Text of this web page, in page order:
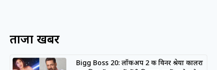
ताजा खबरें
Bigg Boss 20: लॉकअप 2 की विनर श्रेया कालरा